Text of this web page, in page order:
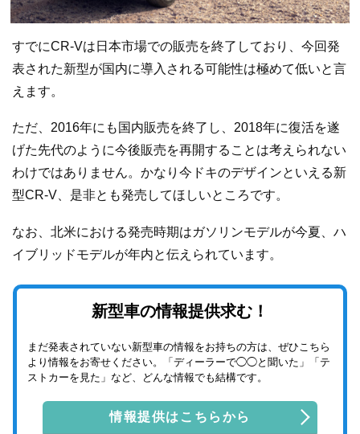
すでにCR-Vは日本市場での販売を終了しており、今回発
表された新型が国内に導入される可能性は極めて低いと言
えます。
ただ、2016年にも国内販売を終了し、2018年に復活を遂
げた先代のように今後販売を再開することは考えられない
わけではありません。かなり今ドキのデザインといえる新
型CR-V、是非とも発売してほしいところです。
なお、北米における発売時期はガソリンモデルが今夏、ハ
イブリッドモデルが年内と伝えられています。
新型車の情報提供求む！
まだ発表されていない新型車の情報をお持ちの方は、ぜひこちら
より情報をお寄せください。「ディーラーで◯◯と聞いた」「テ
ストカーを見た」など、どんな情報でも結構です。
情報提供はこちらから